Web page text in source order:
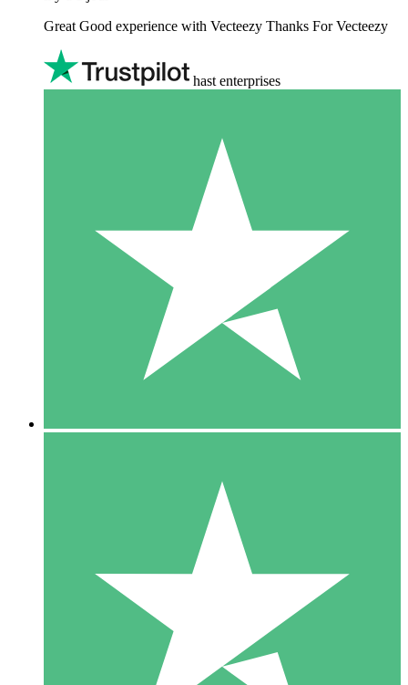
Great Good experience with Vecteezy Thanks For Vecteezy
hast enterprises